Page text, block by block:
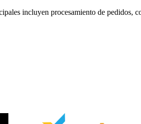
incluyen procesamiento de pedidos,